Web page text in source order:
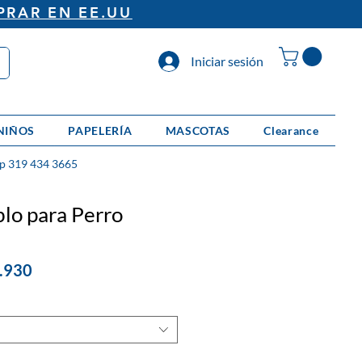
EN EE.UU
Iniciar sesión
PAPELERÍA MASCOTAS Clearance
319 434 3665
para Perro